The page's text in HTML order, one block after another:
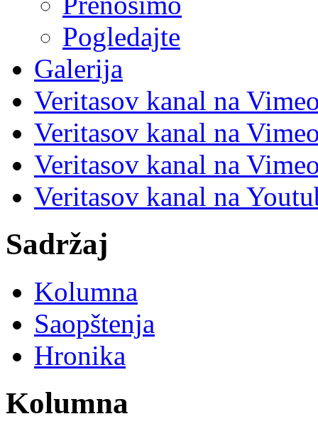
Pogledajte
Galerija
Veritasov kanal na
Veritasov kanal na
Veritasov kanal na
Veritasov kanal na
Sadržaj
Kolumna
Saopštenja
Hronika
Kolumna